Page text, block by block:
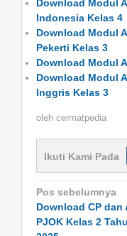
Download Modul
Indonesia Kelas 4
Download Modul
Pekerti Kelas 3
Download Modul
Download Modul
Inggris Kelas 3
oleh cermatpedia
Ikuti Kami Pada
Navigasi
pos
Pos sebelumnya
Download CP dan
PJOK Kelas 2